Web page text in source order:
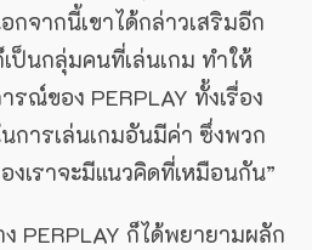
กจากนี้เขาได้กล่าวเสริมอีก
เป็นกลุ่มคนที่เล่นเกม ทำให้
ณ์ของ PERPLAY ทั้งเรื่อง
การเล่นเกมอันมีค่า ซึ่งพวก
งเราจะมีแนวคิดที่เหมือนกัน”
PERPLAY ก็ได้พยายามผลัก